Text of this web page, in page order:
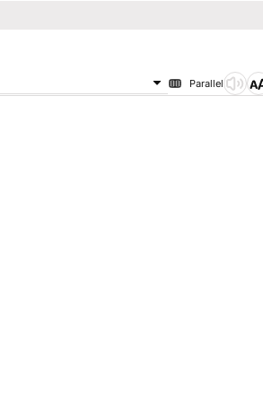
Parallel